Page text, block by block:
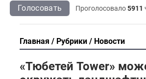
Голосовать Проголосовало5911
Главная Рубрики Новости
«Тюбетей Tower»